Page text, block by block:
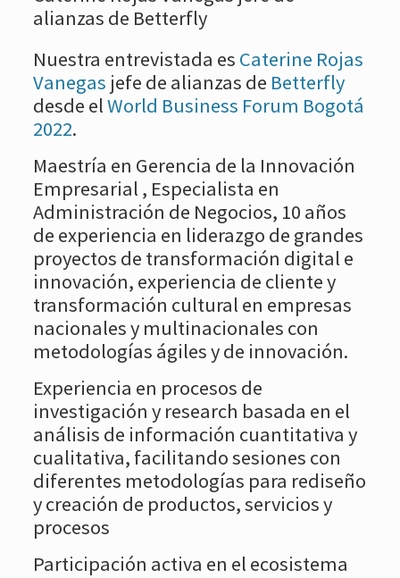
alianzas de Betterfly
Nuestra entrevistada es Caterine Rojas
Vanegas jefe de alianzas de Betterfly
desde elWorld Business Forum Bogotá
2022.
Maestría en Gerencia de la Innovación
Empresarial , Especialista en
Administración de Negocios, 10 años
de experiencia en liderazgo de grandes
proyectos de transformación digital e
innovación, experiencia de cliente y
transformación cultural en empresas
nacionales y multinacionales con
metodologías ágiles y de innovación.
Experiencia en procesos de
investigación y research basada en el
análisis de información cuantitativa y
cualitativa, facilitando sesiones con
diferentes metodologías para rediseño
y creación de productos, servicios y
procesos
Participación activa en el ecosistema